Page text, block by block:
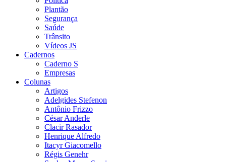
Plantão
Segurança
Saúde
Trânsito
Vídeos JS
Cadernos
Caderno S
Empresas
Colunas
Artigos
Adelgides Stefenon
Antônio Frizzo
César Anderle
Clacir Rasador
Henrique Alfredo
Itacyr Giacomello
Régis Genehr